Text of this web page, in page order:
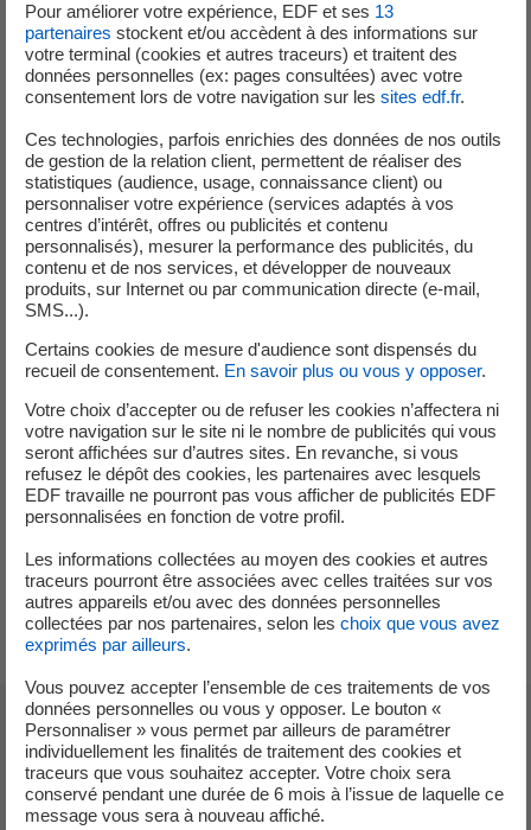
c’est :
vivre une aventure industrielle et humaine
exceptionnelle dans des métiers au cœur de la
transition énergétique,
donner du sens à son expertise.
Les femmes ont toute leur place dans nos équipes et
dans les métiers techniques.
Chez EDF, il n'existe pas de métiers dits féminins ou
masculin. Seules les compétences sont indispensables
pour réussir ! le groupe vise 40% de femmes à tous les
niveaux hiérarchiques d’ici 2030.
Le groupe EDF a pour ambition d’ouvrir ses portes à toutes
les compétences et à toutes les énergies, sans exclusion.
Faciliter l’intégration professionnelle des personnes en
situation de handicap est pour nous une évidence. Il est
donc essentiel de permettre à toute personne avec un
handicap d’avoir un environnement enrichissant et
compatible avec sa situation.
Qui recherchons-nous?
Pour améliorer votre expérience, EDF et ses 13
partenaires stockent et/ou accèdent à des informations sur
votre terminal (cookies et autres traceurs) et traitent des
données personnelles (ex: pages consultées) avec votre
consentement lors de votre navigation sur les sites edf.fr.
Ces technologies, parfois enrichies des données de nos outils
de gestion de la relation client, permettent de réaliser des
statistiques (audience, usage, connaissance client) ou
personnaliser votre expérience (services adaptés à vos
centres d’intérêt, offres ou publicités et contenu
personnalisés), mesurer la performance des publicités, du
contenu et de nos services, et développer de nouveaux
produits, sur Internet ou par communication directe (e-mail,
SMS...).
Certains cookies de mesure d'audience sont dispensés du
recueil de consentement. En savoir plus ou vous y opposer.
Votre choix d’accepter ou de refuser les cookies n’affectera ni
votre navigation sur le site ni le nombre de publicités qui vous
seront affichées sur d’autres sites. En revanche, si vous
refusez le dépôt des cookies, les partenaires avec lesquels
EDF travaille ne pourront pas vous afficher de publicités EDF
personnalisées en fonction de votre profil.
Les informations collectées au moyen des cookies et autres
traceurs pourront être associées avec celles traitées sur vos
autres appareils et/ou avec des données personnelles
collectées par nos partenaires, selon les choix que vous avez
exprimés par ailleurs.
Vous pouvez accepter l’ensemble de ces traitements de vos
données personnelles ou vous y opposer. Le bouton «
Personnaliser » vous permet par ailleurs de paramétrer
individuellement les finalités de traitement des cookies et
traceurs que vous souhaitez accepter. Votre choix sera
conservé pendant une durée de 6 mois à l’issue de laquelle ce
message vous sera à nouveau affiché.